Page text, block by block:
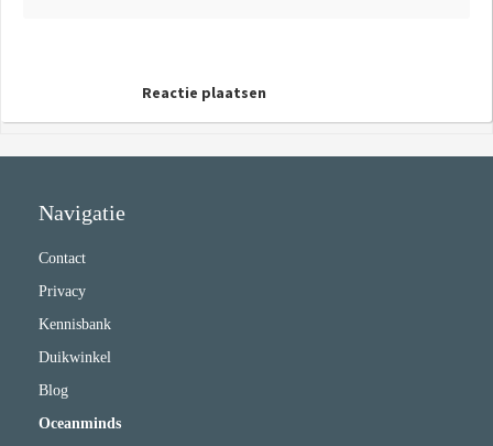
Reactie plaatsen
Navigatie
Contact
Privacy
Kennisbank
Duikwinkel
Blog
Oceanminds